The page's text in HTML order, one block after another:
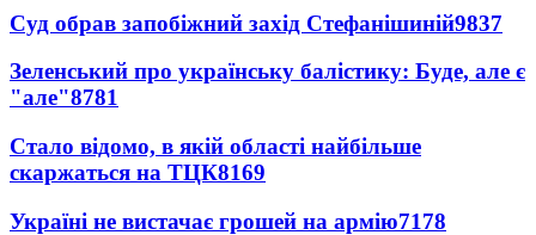
Суд обрав запобіжний захід Стефанішиній9837
Зеленський про українську балістику: Буде, але є
"але"8781
Стало відомо, в якій області найбільше
скаржаться на ТЦК8169
Україні не вистачає грошей на армію7178